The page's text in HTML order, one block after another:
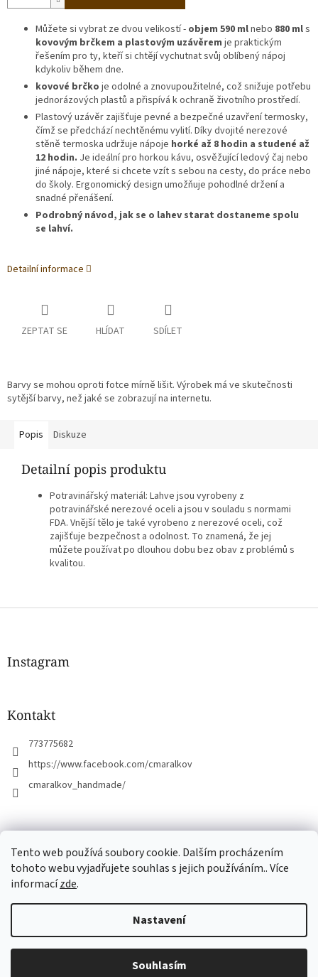
Tento web používá soubory cookie. Dalším procházením
tohoto webu vyjadřujete souhlas s jejich používáním.. Více
informacízde.
Nastavení
Souhlasím
Můžete si vybrat ze dvou velikostí - objem 590 mlnebo 880 mls
kovovým brčkem a plastovým uzávěrem je praktickým
řešením pro ty, kteří si chtějí vychutnat svůj oblíbený nápoj
kdykoliv během dne.
kovové brčko je odolné a znovupoužitelné, což snižuje potřebu
jednorázových plastů a přispívá k ochraně životního prostředí.
Plastový uzávěr zajišťuje pevné a bezpečné uzavření termosky,
čímž se předchází nechtěnému vylití. Díky dvojité nerezové
stěně termoska udržuje nápoje horké až 8 hodin a studené až
12 hodin. Je ideální pro horkou kávu, osvěžující ledový čaj nebo
jiné nápoje, které si chcete vzít s sebou na cesty, do práce nebo
do školy. Ergonomický design umožňuje pohodlné držení a
snadné přenášení.
Podrobný návod, jak se o lahev starat dostaneme spolu
se lahví.
Detailní informace
ZEPTAT SE HLÍDAT SDÍLET
Barvy se mohou oproti fotce mírně lišit. Výrobek má ve skutečnosti
sytější barvy, než jaké se zobrazují na internetu.
Popis Diskuze
Detailní popis produktu
Potravinářský materiál: Lahve jsou vyrobeny z
potravinářské nerezové oceli a jsou v souladu s normami
FDA. Vnější tělo je také vyrobeno z nerezové oceli, což
zajišťuje bezpečnost a odolnost. To znamená, že jej
můžete používat po dlouhou dobu bez obav z problémů s
kvalitou.
Z
Instagram
Kontakt
773775682
https://www.facebook.com/cmaralkov
cmaralkov_handmade/
Copyright 2026Čmáralkov. Všechna práva vyhrazena.Upravit
nastavení cookies